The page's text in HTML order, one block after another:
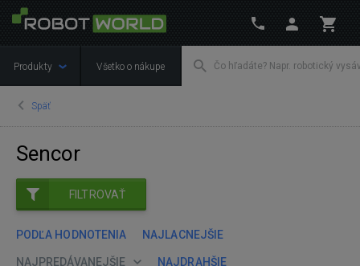
Produkty Všetko o nákupe
Späť
Sencor
FILTROVAŤ
PODĽA HODNOTENIA NAJLACNEJŠIE
NAJPREDÁVANEJŠIE NAJDRAHŠIE